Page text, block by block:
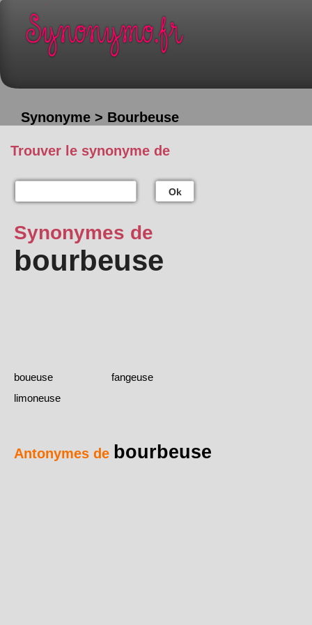
Synonyme > Bourbeuse
Trouver le synonyme de
Ok
Synonymes de
bourbeuse
boueuse
fangeuse
limoneuse
Antonymes de bourbeuse